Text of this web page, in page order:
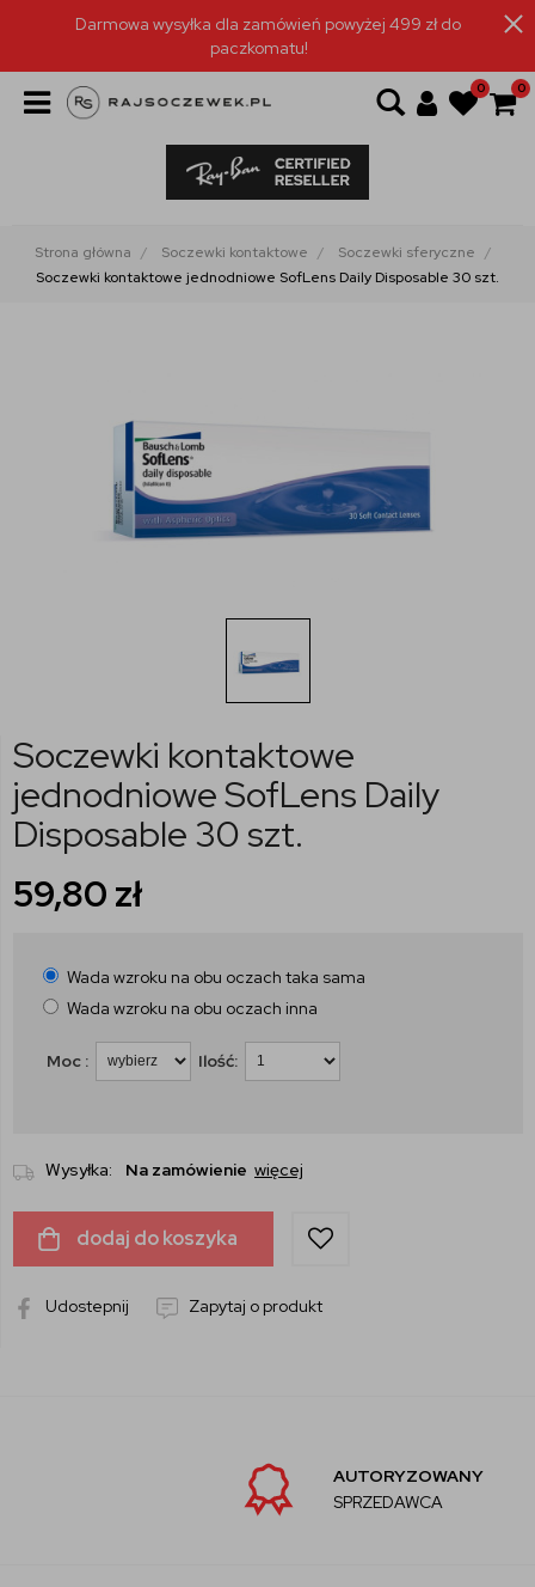
Darmowa wysyłka dla zamówień powyżej 499 zł do
paczkomatu!
0 0
Strona główna Soczewki kontaktowe
Soczewki sferyczne
Soczewki kontaktowe jednodniowe SofLens Daily Disposable 30 szt.
Soczewki kontaktowe
jednodniowe SofLens Daily
Disposable 30 szt.
59,80 zł
Wada wzroku na obu oczach taka sama
Wada wzroku na obu oczach inna
Moc : Ilość:
Wysyłka: Na zamówienie więcej
dodaj do koszyka
Udostepnij Zapytaj o produkt
AUTORYZOWANY
SPRZEDAWCA